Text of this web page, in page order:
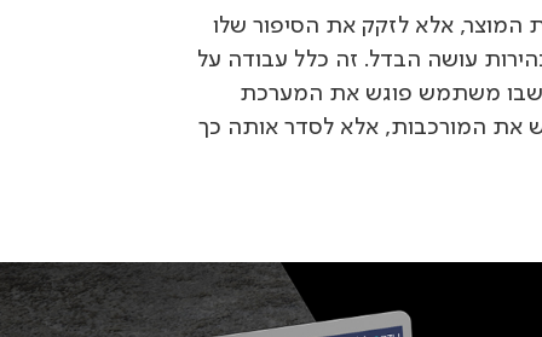
המוצר, אלא לזקק את הסיפור שלו
עושה הבדל. זה כלל עבודה על
שבו משתמש פוגש את המערכת
את המורכבות, אלא לסדר אותה כך